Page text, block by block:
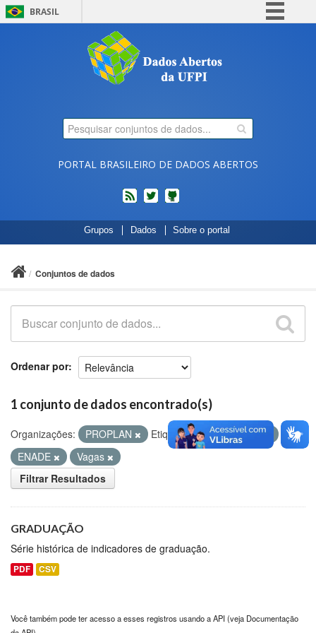
BRASIL
Comunica BR
Participe
Legislação
PORTAL BRASILEIRO DE DADOS ABERTOS
feed twitterCódigos
fonte
de
no
Grupos Dados Sobre o portal
Conjuntos de dados
Ordenar por
1 conjunto de dados encontrado(s)
Organizações: PROPLAN Etiquetas:
Matriculados
ENADE
Vagas
Filtrar Resultados
GRADUAÇÃO
Série histórica de indicadores de graduação.
PDF CSV
Você também pode ter acesso a esses registros usando aAPI(veja Documentação